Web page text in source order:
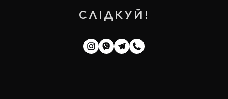
СЛІДКУЙ!